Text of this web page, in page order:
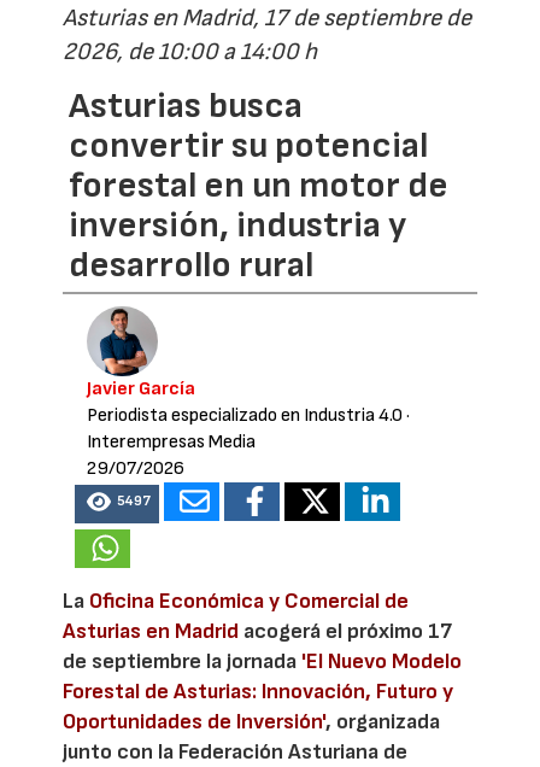
Asturias en Madrid, 17 de septiembre de
2026, de 10:00 a 14:00 h
Asturias busca
convertir su potencial
forestal en un motor de
inversión, industria y
desarrollo rural
Javier García
Periodista especializado en Industria 4.0 ·
Interempresas Media
29/07/2026
5497
La Oficina Económica y Comercial de
Asturias en Madrid acogerá el próximo 17
de septiembre la jornada 'El Nuevo Modelo
Forestal de Asturias: Innovación, Futuro y
Oportunidades de Inversión', organizada
junto con la Federación Asturiana de